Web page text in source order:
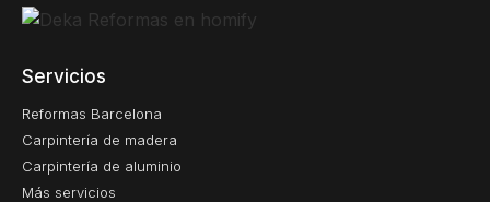
Servicios
Reformas Barcelona
Carpintería de madera
Carpintería de aluminio
Más servicios